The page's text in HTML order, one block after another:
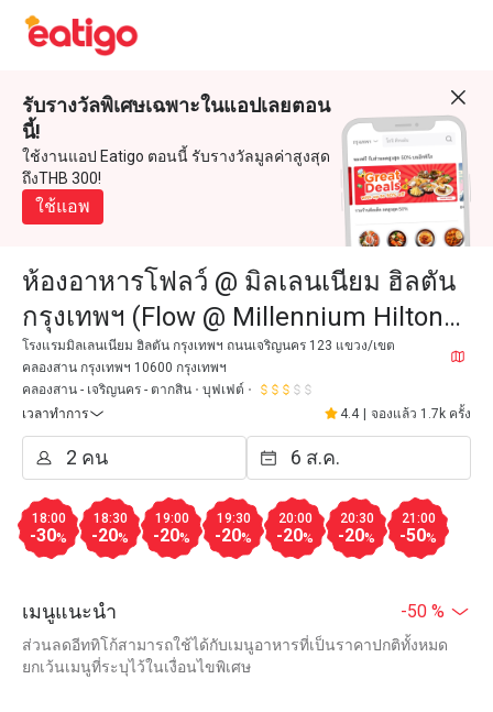
รับรางวัลพิเศษเฉพาะในแอปเลยตอน
นี้!
ใช้งานแอป Eatigo ตอนนี้ รับรางวัลมูลค่าสูงสุด
ถึงTHB 300!
ใช้แอพ
ห้องอาหารโฟลว์ @ มิลเลนเนียม ฮิลตัน
กรุงเทพฯ (Flow @ Millennium Hilton
Bangkok)
โรงแรมมิลเลนเนียม ฮิลตัน กรุงเทพฯ ถนนเจริญนคร 123 แขวง/เขต
คลองสาน กรุงเทพฯ 10600 กรุงเทพฯ
คลองสาน - เจริญนคร - ตากสิน
บุฟเฟต์
เวลาทำการ
4.4 จองแล้ว 1.7k ครั้ง
18:00
-30%
18:30
-20%
19:00
-20%
19:30
-20%
20:00
-20%
20:30
-20%
21:00
-50%
เมนูแนะนำ -50 %
ส่วนลดอีททิโก้สามารถใช้ได้กับเมนูอาหารที่เป็นราคาปกติทั้งหมด
ยกเว้นเมนูที่ระบุไว้ในเงื่อนไขพิเศษ